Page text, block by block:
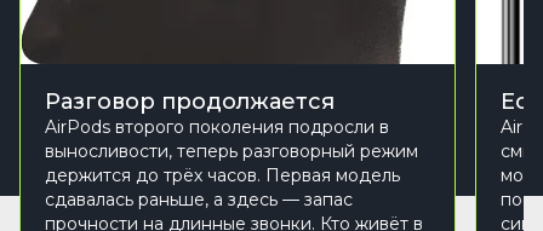
Разговор продолжается
AirPods второго поколения подросли в
выносливости, теперь разговорный режим
держится до трёх часов. Первая модель
сдавалась раньше, а здесь — запас
прочности на длинные звонки. Кто живёт в